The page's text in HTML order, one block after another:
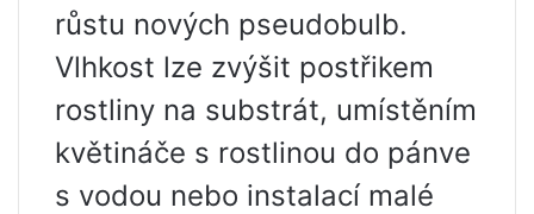
růstu nových pseudobulb.
Vlhkost lze zvýšit postřikem
rostliny na substrát, umístěním
květináče s rostlinou do pánve
s vodou nebo instalací malé